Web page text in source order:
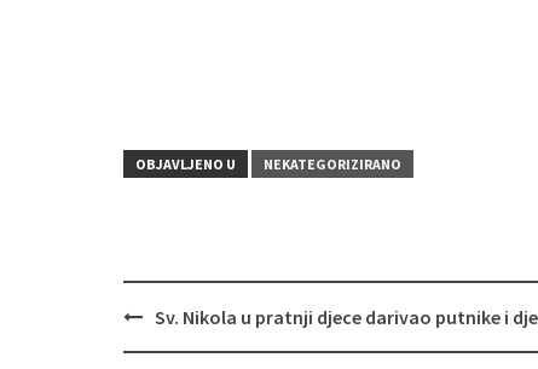
OBJAVLJENO U NEKATEGORIZIRANO
Sv. Nikola u pratnji djece darivao putnike i